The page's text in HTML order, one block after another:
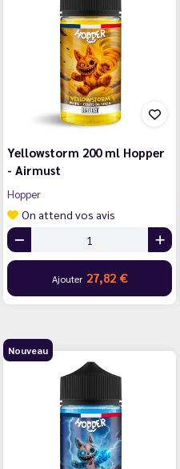
Yellowstorm 200 ml Hopper
- Airmust
Hopper
On attend vos avis
Ajouter 27,82 €
Nouveau